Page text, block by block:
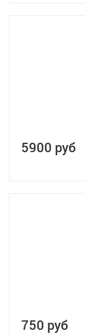
5900 руб
750 руб